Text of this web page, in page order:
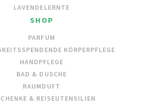
LAVENDELERNTE
SHOP
PARFUM
KÖRPERPFLEGE
HANDPFLEGE
BAD & DUSCHE
RAUMDUFT
& REISEUTENSILIEN